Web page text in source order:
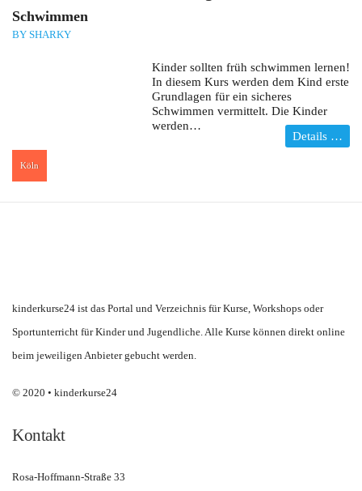
Schwimmen
BY SHARKY
Köln
Kinder sollten früh schwimmen lernen!
In diesem Kurs werden dem Kind erste
Grundlagen für ein sicheres
Schwimmen vermittelt. Die Kinder
werden…
Details …
kinderkurse24 ist das Portal und Verzeichnis für Kurse, Workshops oder
Sportunterricht für Kinder und Jugendliche. Alle Kurse können direkt online
beim jeweiligen Anbieter gebucht werden.
© 2020 • kinderkurse24
Kontakt
Rosa-Hoffmann-Straße 33